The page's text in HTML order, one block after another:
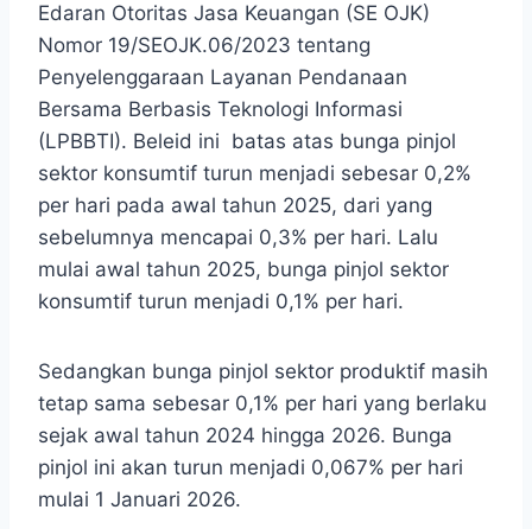
Edaran Otoritas Jasa Keuangan (SE OJK)
Nomor 19/SEOJK.06/2023 tentang
Penyelenggaraan Layanan Pendanaan
Bersama Berbasis Teknologi Informasi
(LPBBTI). Beleid ini batas atas bunga pinjol
sektor konsumtif turun menjadi sebesar 0,2%
per hari pada awal tahun 2025, dari yang
sebelumnya mencapai 0,3% per hari. Lalu
mulai awal tahun 2025, bunga pinjol sektor
konsumtif turun menjadi 0,1% per hari.
Sedangkan bunga pinjol sektor produktif masih
tetap sama sebesar 0,1% per hari yang berlaku
sejak awal tahun 2024 hingga 2026. Bunga
pinjol ini akan turun menjadi 0,067% per hari
mulai 1 Januari 2026.